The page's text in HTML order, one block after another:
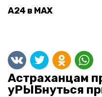
А24 в MAX
Астраханцам
уРЫБнуться